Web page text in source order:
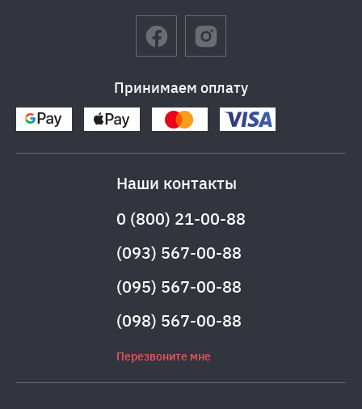
Принимаем оплату
Наши контакты
0 (800) 21-00-88
(093) 567-00-88
(095) 567-00-88
(098) 567-00-88
Перезвоните мне